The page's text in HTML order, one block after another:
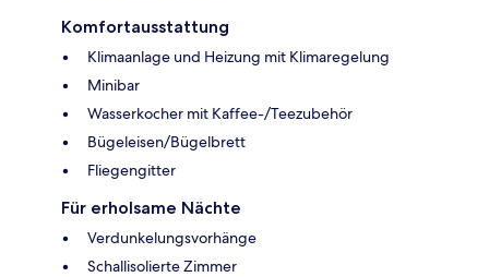
Komfortausstattung
Klimaanlage und Heizung mit Klimaregelung
Minibar
Wasserkocher mit Kaffee-/Teezubehör
Bügeleisen/Bügelbrett
Fliegengitter
Für erholsame Nächte
Verdunkelungsvorhänge
Schallisolierte Zimmer